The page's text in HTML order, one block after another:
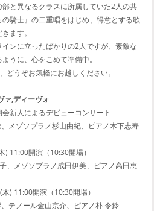
と異なるクラスに所属していた2人の共
騎士』の二重唱をはじめ、得意とする歌
ます。
ンに立ったばかりの2人ですが、素敵な
うに、心をこめて準備中。
どうぞお気軽にお越しください。
ァ,ディーヴォ
新人によるデビューコンサート
、メゾソプラノ杉山由紀、ピアノ木下志寿
11:00開演（10:30開場）
、メゾソプラノ成田伊美、ピアノ高田恵
) 11:00開演（10:30開場）
、テノール金山京介、ピアノ朴 令鈴